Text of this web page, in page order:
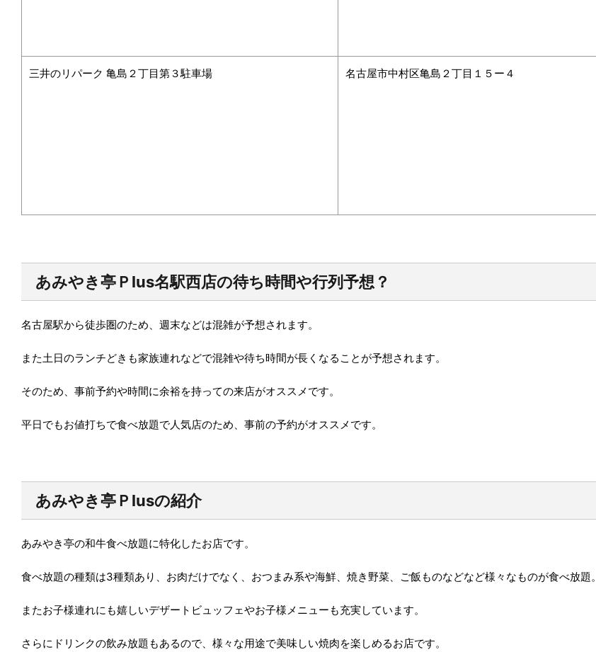
三井のリパーク 亀島２丁目第３駐車場 名古屋市中村区亀島２丁目１５ー４
あみやき亭Ｐlus名駅西店の待ち時間や行列予想？
名古屋駅から徒歩圏のため、週末などは混雑が予想されます。
また土日のランチどきも家族連れなどで混雑や待ち時間が長くなることが予想されます。
そのため、事前予約や時間に余裕を持っての来店がオススメです。
平日でもお値打ちで食べ放題で人気店のため、事前の予約がオススメです。
あみやき亭Ｐlusの紹介
あみやき亭の和牛食べ放題に特化したお店です。
食べ放題の種類は3種類あり、お肉だけでなく、おつまみ系や海鮮、焼き野菜、ご飯ものなどなど様々なものが食べ放題。
またお子様連れにも嬉しいデザートビュッフェやお子様メニューも充実しています。
さらにドリンクの飲み放題もあるので、様々な用途で美味しい焼肉を楽しめるお店です。